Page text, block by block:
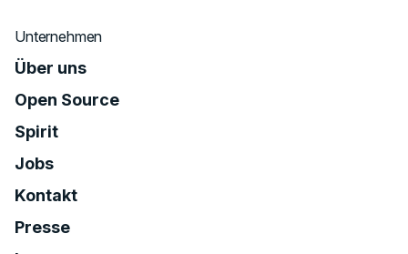
Unternehmen
Über uns
Open Source
Spirit
Jobs
Kontakt
Presse